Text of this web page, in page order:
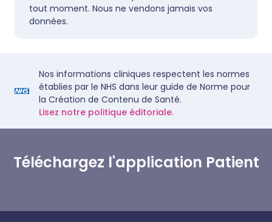
tout moment. Nous ne vendons jamais vos
données.
Nos informations cliniques respectent les normes
établies par le NHS dans leur guide de Norme pour
la Création de Contenu de Santé.
Lisez notre politique éditoriale.
Téléchargez l'application Patient